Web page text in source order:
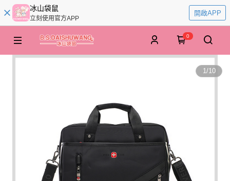
冰山袋鼠
立刻使用官方APP
開啟APP
0
1/10